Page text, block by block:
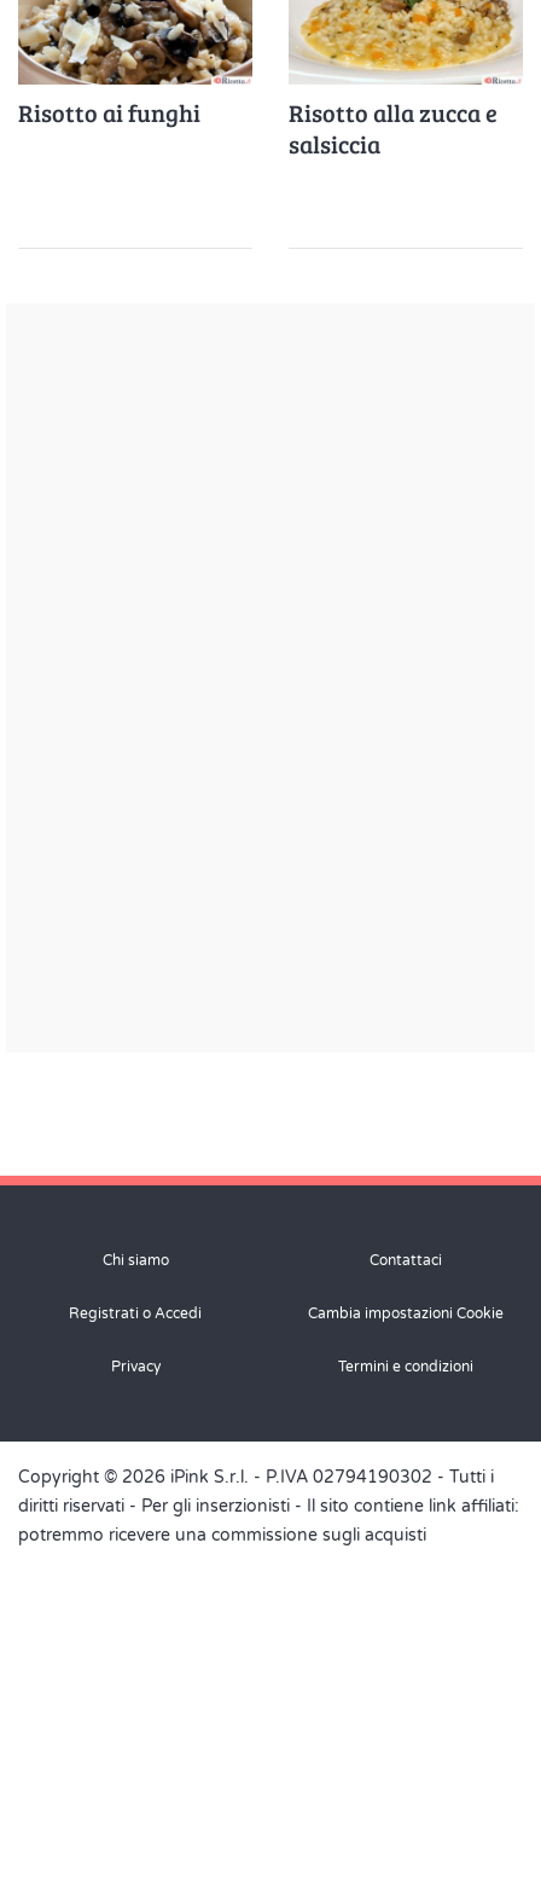
Risotto ai funghi
Risotto alla zucca e
salsiccia
Chi siamo Contattaci
Registrati o Accedi Cambia impostazioni Cookie
Privacy Termini e condizioni
Copyright © 2026 iPink S.r.l. - P.IVA 02794190302 - Tutti i
diritti riservati - Per gli inserzionisti - Il sito contiene link affiliati:
potremmo ricevere una commissione sugli acquisti